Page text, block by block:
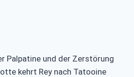
Palpatine und der Zerstörung
kehrt Rey nach Tatooine